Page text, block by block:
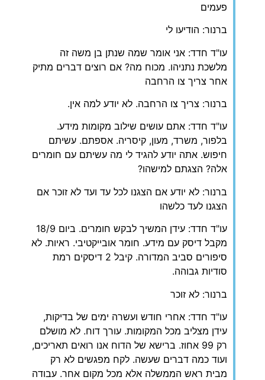
פעמים
ברנור: הודיעו לי
עו"ד חדד: אני אומר שמה שנתן בן משה זה
מלשכת נתניהו. מכוח מה? אם רוצים דברים מתיק
אחר צריך צו הרחבה
ברנור: צריך צו הרחבה. לא יודע למה אין.
עו"ד חדד: אתם עושים שילוב מקומות מידע.
בלפור, משרד, מעון, קיסריה. אספתם. עשיתם
חיפוש. אתה יודע להגיד לי מה עשיתם עם חומרים
אלה? הצגתם למישהו?
ברנור: לא יודע אם הצגנו לכל עד ועד לא זוכר אם
הצגנו לעד כלשהו
עו"ד חדד: עידן המשיך לבקש חומרים. ביום 18/9
מקבל דיסק עם מידע. חומר אובייקטיבי. ראיות. לא
סיפורים סביב המדורה. קיבל 2 דיסקים רמת
סודיות גבוהה.
ברנור: לא זוכר
עו"ד חדד: אחרי חודש ועשרה ימים של בדיקות,
עידן מצליב מכל המקומות. עורך דוח. לא מושלם
רק 99 אחוז. ברישא של הדוח אנו רואים תאריכים,
ועוד כמה דברים שעשה. לקח מפגשים לא רק
מבית ראש הממשלה אלא מכל מקום אחר. עבודה